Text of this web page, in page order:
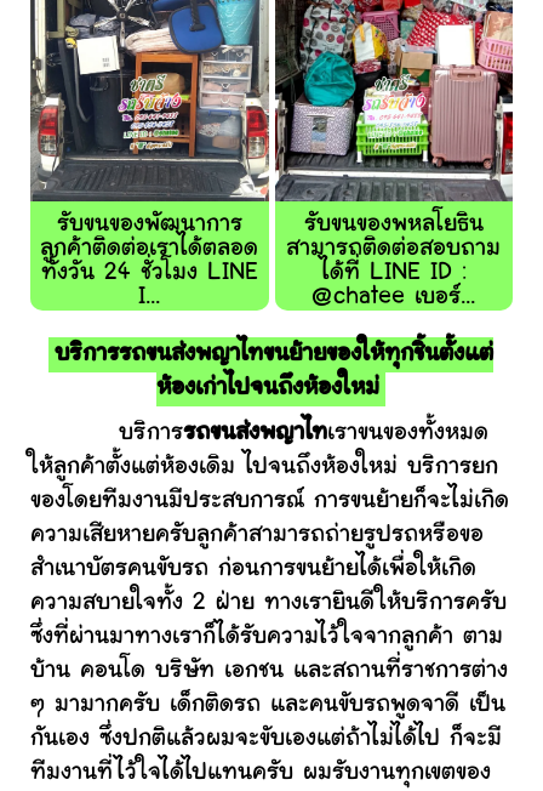
รับขนของพัฒนาการ
ลูกค้าติดต่อเราได้ตลอด
ทั้งวัน 24 ชั่วโมง LINE
I...
รับขนของพหลโยธิน
สามารถติดต่อสอบถาม
ได้ที่ LINE ID :
@chatee เบอร์...
บริการรถขนส่งพญาไทขนย้ายของให้ทุกชิ้นตั้งแต่
ห้องเก่าไปจนถึงห้องใหม่
บริการรถขนส่งพญาไทเราขนของทั้งหมด
ให้ลูกค้าตั้งแต่ห้องเดิม ไปจนถึงห้องใหม่ บริการยก
ของโดยทีมงานมีประสบการณ์ การขนย้ายก็จะไม่เกิด
ความเสียหายครับลูกค้าสามารถถ่ายรูปรถหรือขอ
สำเนาบัตรคนขับรถ ก่อนการขนย้ายได้เพื่อให้เกิด
ความสบายใจทั้ง 2 ฝ่าย ทางเรายินดีให้บริการครับ
ซึ่งที่ผ่านมาทางเราก็ได้รับความไว้ใจจากลูกค้า ตาม
บ้าน คอนโด บริษัท เอกชน และสถานที่ราชการต่าง
ๆ มามากครับ เด็กติดรถ และคนขับรถพูดจาดี เป็น
กันเอง ซึ่งปกติแล้วผมจะขับเองแต่ถ้าไม่ได้ไป ก็จะมี
ทีมงานที่ไว้ใจได้ไปแทนครับ ผมรับงานทุกเขตของ